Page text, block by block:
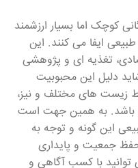
کوچک اما بسیار ارزشمند
ایفا می کنند. این
تغذیه ای و پژوهشی
دلیل این محبوبیت
زیست های مختلف و نیز،
باشد. به همین جهت است
این گونه و توجه به
حفظ جمعیت و پایداری
با کسب آگاهی و